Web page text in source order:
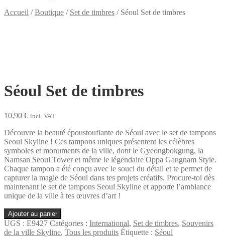
Accueil /Boutique / Set de timbres / Séoul Set de timbres
Séoul Set de timbres
10,90 € incl. VAT
Découvre la beauté époustouflante de Séoul avec le set de tampons
Seoul Skyline ! Ces tampons uniques présentent les célèbres
symboles et monuments de la ville, dont le Gyeongbokgung, la
Namsan Seoul Tower et même le légendaire Oppa Gangnam Style.
Chaque tampon a été conçu avec le souci du détail et te permet de
capturer la magie de Séoul dans tes projets créatifs. Procure-toi dès
maintenant le set de tampons Seoul Skyline et apporte l’ambiance
unique de la ville à tes œuvres d’art !
quantité
de
Séoul
Ajouter au panier
UGS : E9427 Catégories : International, Set de timbres, Souvenirs
de la ville Skyline, Tous les produits Étiquette : Séoul